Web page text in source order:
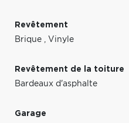
Revêtement
Brique , Vinyle
Revêtement de la toiture
Bardeaux d'asphalte
Garage